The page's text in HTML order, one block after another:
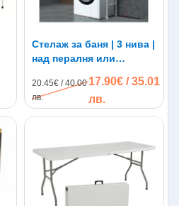
Стелаж за баня | 3 нива |
над пералня или
20.45€ / 40.00
лв.
17.90€ / 35.01
лв.